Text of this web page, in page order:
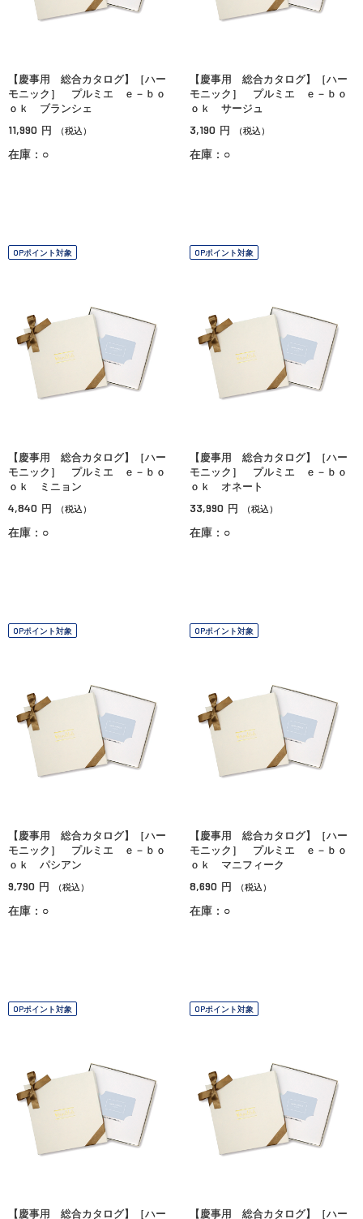
【慶事用 総合カタログ】［ハー
モニック］ プルミエ ｅ－ｂｏ
ｏｋ ブランシェ
11,990 円 （税込）
在庫：○
【慶事用 総合カタログ】［ハー
モニック］ プルミエ ｅ－ｂｏ
ｏｋ サージュ
3,190 円 （税込）
在庫：○
OPポイント対象
【慶事用 総合カタログ】［ハー
モニック］ プルミエ ｅ－ｂｏ
ｏｋ ミニョン
4,840 円 （税込）
在庫：○
OPポイント対象
【慶事用 総合カタログ】［ハー
モニック］ プルミエ ｅ－ｂｏ
ｏｋ オネート
33,990 円 （税込）
在庫：○
OPポイント対象
【慶事用 総合カタログ】［ハー
モニック］ プルミエ ｅ－ｂｏ
ｏｋ パシアン
9,790 円 （税込）
在庫：○
OPポイント対象
【慶事用 総合カタログ】［ハー
モニック］ プルミエ ｅ－ｂｏ
ｏｋ マニフィーク
8,690 円 （税込）
在庫：○
OPポイント対象
【慶事用 総合カタログ】［ハー
OPポイント対象
【慶事用 総合カタログ】［ハー